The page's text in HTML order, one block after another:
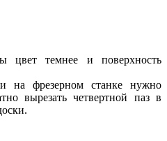
цвет темнее и поверхность
на фрезерном станке нужно
вырезать четвертной паз в